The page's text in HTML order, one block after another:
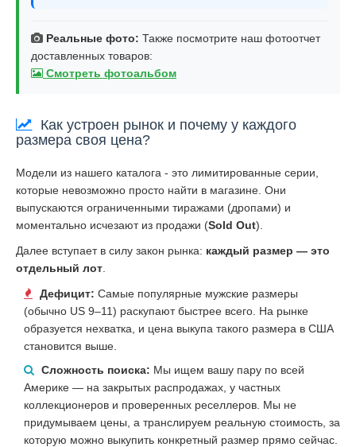
Реальные фото: Также посмотрите наш фотоотчет
доставленных товаров:
Смотреть фотоальбом
Как устроен рынок и почему у каждого
размера своя цена?
Модели из нашего каталога - это лимитированные серии,
которые невозможно просто найти в магазине. Они
выпускаются ограниченными тиражами (дропами) и
моментально исчезают из продажи (Sold Out).
Далее вступает в силу закон рынка: каждый размер — это
отдельный лот
Дефицит: Самые популярные мужские размеры
(обычно US 9–11) раскупают быстрее всего. На рынке
образуется нехватка, и цена выкупа такого размера в США
становится выше.
Сложность поиска: Мы ищем вашу пару по всей
Америке — на закрытых распродажах, у частных
коллекционеров и проверенных реселлеров. Мы не
придумываем цены, а транслируем реальную стоимость, за
которую можно выкупить конкретный размер прямо сейчас.